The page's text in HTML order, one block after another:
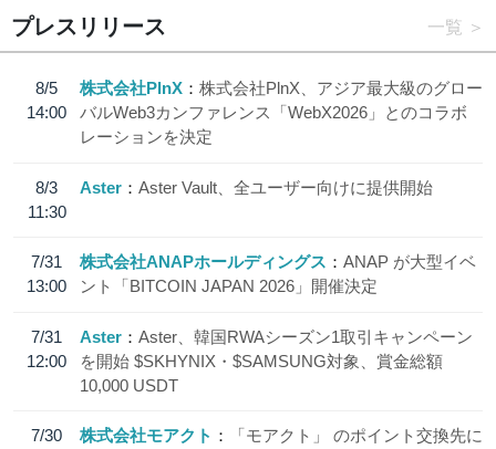
プレスリリース 一覧
8/5
14:00
株式会社PlnX
株式会社PlnX、アジア最大級のグロー
バルWeb3カンファレンス「WebX2026」とのコラボ
レーションを決定
8/3
11:30
Aster Aster Vault、全ユーザー向けに提供開始
7/31
13:00
株式会社ANAPホールディングス
ANAP が大型イベ
ント「BITCOIN JAPAN 2026」開催決定
7/31
12:00
Aster
Aster、韓国RWAシーズン1取引キャンペーン
を開始 $SKHYNIX・$SAMSUNG対象、賞金総額
10,000 USDT
7/30
株式会社モアクト
「モアクト」 のポイント交換先に